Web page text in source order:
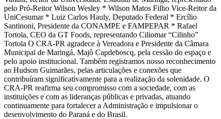
pelo Pró-Reitor Wilson Wesley * Wilson Matos Filho Vice-Reitor da
UniCesumar * Luiz Carlos Hauly, Deputado Federal * Ercílio
Santinoni, Presidente da CONAMPE e FAMPEPAR * Rafael
Tortola, CEO da GT Foods, representando Ciliomar “Cilinho”
Tortola O CRA-PR agradece à Vereadora e Presidente da Câmara
Municipal de Maringá, Majô Capdeboscq, pela cessão do espaço e
pelo apoio institucional. Também registramos nosso reconhecimento
ao Hudson Guimarães, pelas articulações e conexões que
contribuíram significativamente para a realização da solenidade. O
CRA-PR reafirma seu compromisso com a sociedade, com as
instituições e com as lideranças públicas e privadas, atuando
continuamente para fortalecer a Administração e impulsionar o
desenvolvimento do Paraná e do Brasil.